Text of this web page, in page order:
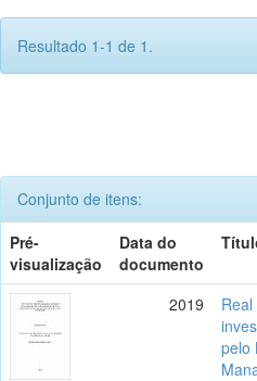
Resultado 1-1 de 1.
Conjunto de itens:
Pré-
visualização
Data do
documento
2019
pelo